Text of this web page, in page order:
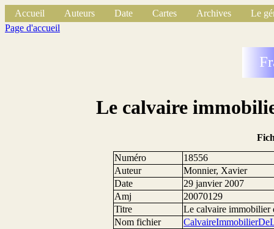
Accueil Auteurs Date Cartes Archives
Le
Page d'accueil
Le calvaire
Numéro
18556
Auteur
Monnier, Xavier
Date
29 janvier 2007
Amj
20070129
Titre
Le calvaire immobilier
Nom fichier